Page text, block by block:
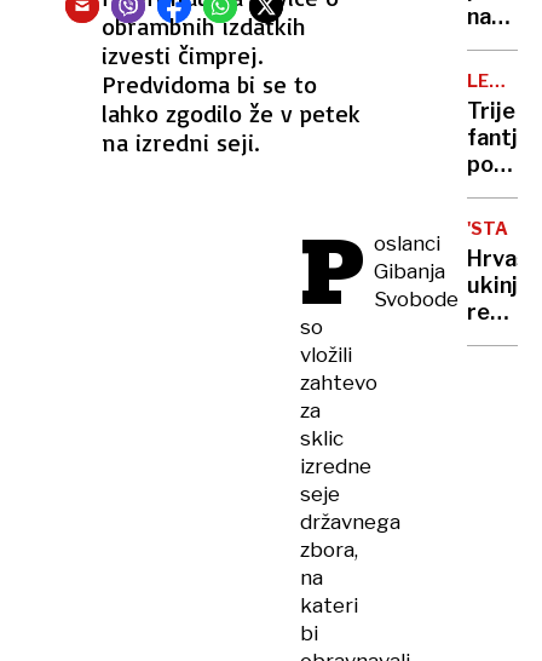
obrambnih izdatkih
izvesti čimprej.
Predvidoma bi se to
lahko zgodilo že v petek
na izredni seji.
P oslanci
Gibanja
Svobode
so
vložili
zahtevo
za
sklic
izredne
seje
državnega
zbora,
na
kateri
bi
na
domu
umrl
Kdo
je bil
LEPA
NOVICA
Trije
fantje
hudo
in
ukinja
cen